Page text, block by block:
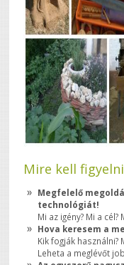
Mire kell
Megfelelő
technológiát!
Mi az igény? Mi a
Hova keresem a
Kik fogják
Leheta a meglévőt